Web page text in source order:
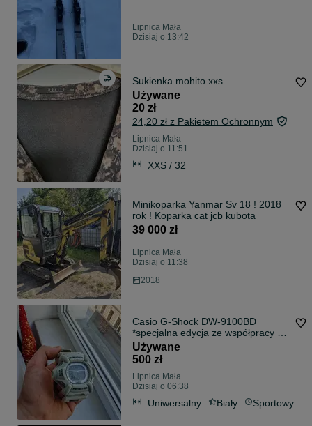
Lipnica Mała
Dzisiaj o 13:42
Sukienka mohito xxs
Używane
20 zł
24,20 zł z Pakietem Ochronnym
Lipnica Mała
Dzisiaj o 11:51
XXS / 32
Minikoparka Yanmar Sv 18 ! 2018
rok ! Koparka cat jcb kubota
39 000 zł
Lipnica Mała
Dzisiaj o 11:38
2018
Casio G-Shock DW-9100BD
*specjalna edycja ze współpracy z
Terje Haakonsenem
Używane
500 zł
Lipnica Mała
Dzisiaj o 06:38
Uniwersalny Biały Sportowy